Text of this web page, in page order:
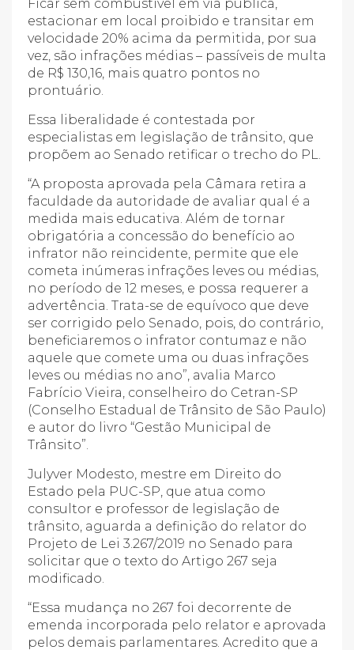
Ficar sem combustível em via pública,
estacionar em local proibido e transitar em
velocidade 20% acima da permitida, por sua
vez, são infrações médias – passíveis de multa
de R$ 130,16, mais quatro pontos no
prontuário.
Essa liberalidade é contestada por
especialistas em legislação de trânsito, que
propõem ao Senado retificar o trecho do PL.
“A proposta aprovada pela Câmara retira a
faculdade da autoridade de avaliar qual é a
medida mais educativa. Além de tornar
obrigatória a concessão do benefício ao
infrator não reincidente, permite que ele
cometa inúmeras infrações leves ou médias,
no período de 12 meses, e possa requerer a
advertência. Trata-se de equívoco que deve
ser corrigido pelo Senado, pois, do contrário,
beneficiaremos o infrator contumaz e não
aquele que comete uma ou duas infrações
leves ou médias no ano”, avalia Marco
Fabrício Vieira, conselheiro do Cetran-SP
(Conselho Estadual de Trânsito de São Paulo)
e autor do livro “Gestão Municipal de
Trânsito”.
Julyver Modesto, mestre em Direito do
Estado pela PUC-SP, que atua como
consultor e professor de legislação de
trânsito, aguarda a definição do relator do
Projeto de Lei 3.267/2019 no Senado para
solicitar que o texto do Artigo 267 seja
modificado.
“Essa mudança no 267 foi decorrente de
emenda incorporada pelo relator e aprovada
pelos demais parlamentares. Acredito que a